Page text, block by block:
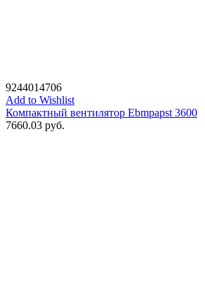
9244014706
Add to Wishlist
Компактный вентилятор Ebmpapst 3600
7660.03 руб.